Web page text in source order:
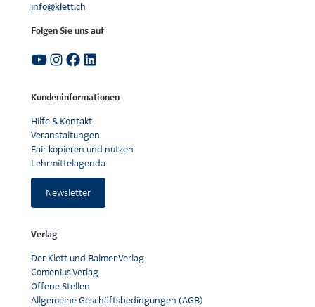
info@klett.ch
Folgen Sie uns auf
Kundeninformationen
Hilfe & Kontakt
Veranstaltungen
Fair kopieren und nutzen
Lehrmittelagenda
Newsletter
Verlag
Der Klett und Balmer Verlag
Comenius Verlag
Offene Stellen
Allgemeine Geschäftsbedingungen (AGB)